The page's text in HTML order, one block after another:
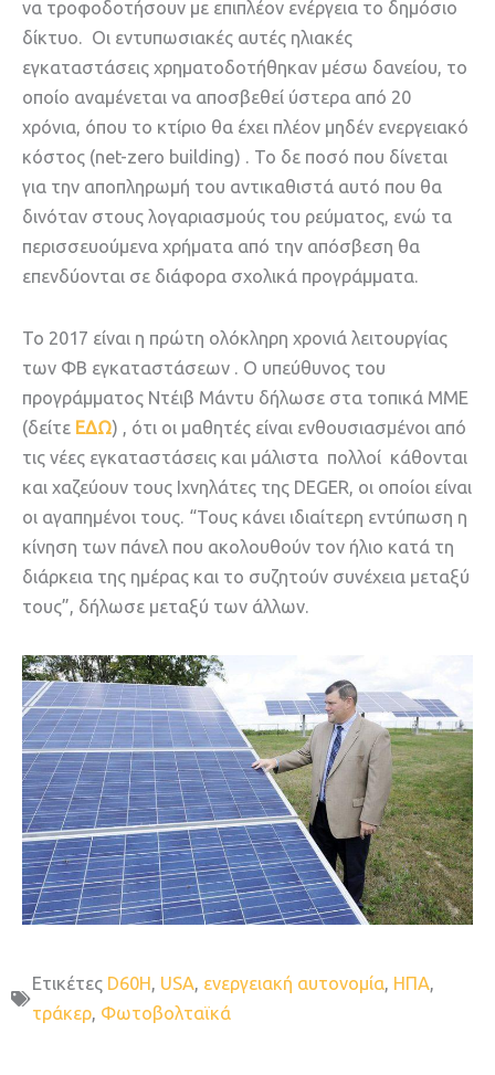
να τροφοδοτήσουν με επιπλέον ενέργεια το δημόσιο
δίκτυο. Οι εντυπωσιακές αυτές ηλιακές
εγκαταστάσεις χρηματοδοτήθηκαν μέσω δανείου, το
οποίο αναμένεται να αποσβεθεί ύστερα από 20
χρόνια, όπου το κτίριο θα έχει πλέον μηδέν ενεργειακό
κόστος (net-zero building) . Το δε ποσό που δίνεται
για την αποπληρωμή του αντικαθιστά αυτό που θα
δινόταν στους λογαριασμούς του ρεύματος, ενώ τα
περισσευούμενα χρήματα από την απόσβεση θα
επενδύονται σε διάφορα σχολικά προγράμματα.
Το 2017 είναι η πρώτη ολόκληρη χρονιά λειτουργίας
των ΦΒ εγκαταστάσεων . Ο υπεύθυνος του
προγράμματος Ντέιβ Μάντυ δήλωσε στα τοπικά ΜΜΕ
(δείτε ΕΔΩ) , ότι οι μαθητές είναι ενθουσιασμένοι από
τις νέες εγκαταστάσεις και μάλιστα πολλοί κάθονται
και χαζεύουν τους Ιχνηλάτες της DEGER, οι οποίοι είναι
οι αγαπημένοι τους. “Toυς κάνει ιδιαίτερη εντύπωση η
κίνηση των πάνελ που ακολουθούν τον ήλιο κατά τη
διάρκεια της ημέρας και το συζητούν συνέχεια μεταξύ
τους”, δήλωσε μεταξύ των άλλων.
Ετικέτες D60H, USA, ενεργειακή αυτονομία, ΗΠΑ,
τράκερ, Φωτοβολταϊκά